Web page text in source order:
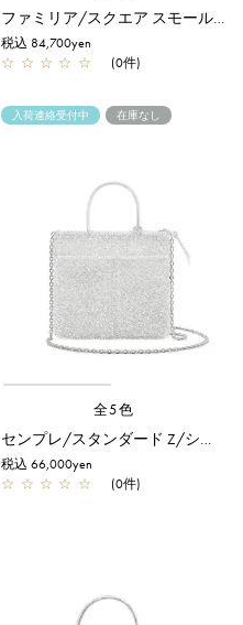
ファミリア/スクエア スモール/シルバーゴールド【受注販売商品】
税込 84,700yen
☆ ☆ ☆ ☆ ☆ (0件)
入荷連絡受付中 在庫なし
全5色
センプレ/スタンダード Z/シルバー
税込 66,000yen
☆ ☆ ☆ ☆ ☆ (0件)